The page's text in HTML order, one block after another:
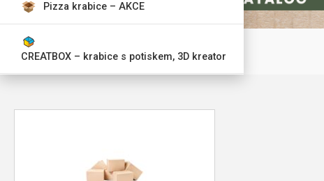
Pizza krabice – AKCE
CREATBOX – krabice s potiskem, 3D kreator